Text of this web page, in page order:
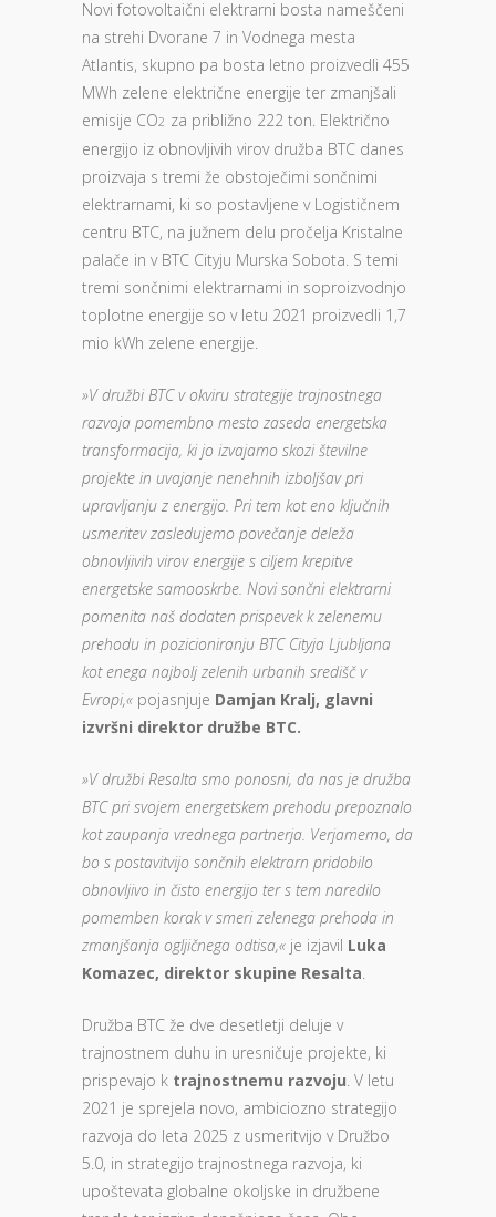
Novi fotovoltaični elektrarni bosta nameščeni
na strehi Dvorane 7 in Vodnega mesta
Atlantis, skupno pa bosta letno proizvedli 455
MWh zelene električne energije ter zmanjšali
emisije CO2 za približno 222 ton. Električno
energijo iz obnovljivih virov družba BTC danes
proizvaja s tremi že obstoječimi sončnimi
elektrarnami, ki so postavljene v Logističnem
centru BTC, na južnem delu pročelja Kristalne
palače in v BTC Cityju Murska Sobota. S temi
tremi sončnimi elektrarnami in soproizvodnjo
toplotne energije so v letu 2021 proizvedli 1,7
mio kWh zelene energije.
»V družbi BTC v okviru strategije trajnostnega
razvoja pomembno mesto zaseda energetska
transformacija, ki jo izvajamo skozi številne
projekte in uvajanje nenehnih izboljšav pri
upravljanju z energijo. Pri tem kot eno ključnih
usmeritev zasledujemo povečanje deleža
obnovljivih virov energije s ciljem krepitve
energetske samooskrbe. Novi sončni elektrarni
pomenita naš dodaten prispevek k zelenemu
prehodu in pozicioniranju BTC Cityja Ljubljana
kot enega najbolj zelenih urbanih središč v
Evropi,« pojasnjuje Damjan Kralj, glavni
izvršni direktor družbe BTC.
»V družbi Resalta smo ponosni, da nas je družba
BTC pri svojem energetskem prehodu prepoznalo
kot zaupanja vrednega partnerja. Verjamemo, da
bo s postavitvijo sončnih elektrarn pridobilo
obnovljivo in čisto energijo ter s tem naredilo
pomemben korak v smeri zelenega prehoda in
zmanjšanja ogljičnega odtisa,« je izjavil Luka
Komazec, direktor skupine Resalta.
Družba BTC že dve desetletji deluje v
trajnostnem duhu in uresničuje projekte, ki
prispevajo k trajnostnemu razvoju. V letu
2021 je sprejela novo, ambiciozno strategijo
razvoja do leta 2025 z usmeritvijo v Družbo
5.0, in strategijo trajnostnega razvoja, ki
upoštevata globalne okoljske in družbene